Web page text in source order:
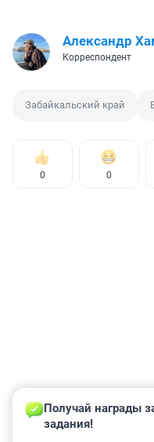
Александр
Корреспондент
Забайкальский край
0 0
Получай награды
задания!